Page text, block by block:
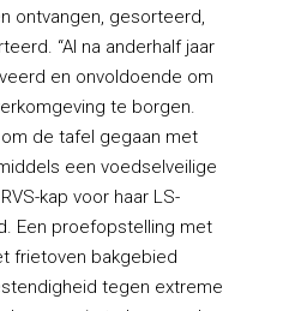
ontvangen, gesorteerd,
“Al na anderhalf jaar
en onvoldoende om
te borgen.
de tafel gegaan met
een voedselveilige
kap voor haar LS-
Een proefopstelling met
frietoven bakgebied
tegen extreme